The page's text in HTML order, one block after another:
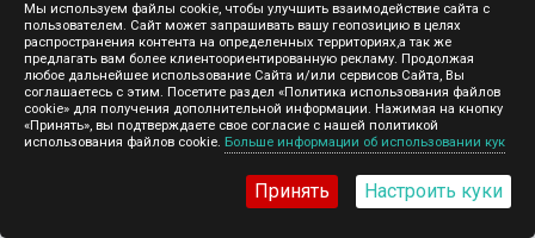
Мы используем файлы cookie, чтобы улучшить взаимодействие сайта с
пользователем. Сайт может запрашивать вашу геопозицию в целях
распространения контента на определенных территориях,а так же
предлагать вам более клиентоориентированную рекламу. Продолжая
любое дальнейшее использование Сайта и/или сервисов Сайта, Вы
соглашаетесь с этим. Посетите раздел «Политика использования файлов
cookie» для получения дополнительной информации. Нажимая на кнопку
«Принять», вы подтверждаете свое согласие с нашей политикой
использования файлов cookie. Больше информации об использовании кук
Принять Настроить куки